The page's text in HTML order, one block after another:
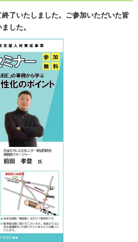
了いたしました。ご参加いただいた皆
ました。